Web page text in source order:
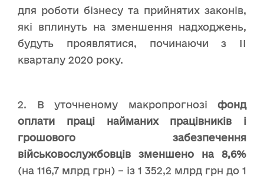
для роботи бізнесу та прийнятих законів,
які вплинуть на зменшення надходжень,
будуть проявлятися, починаючи з ІІ
кварталу 2020 року.
2. В уточненому макропрогнозі фонд
оплати праці найманих працівників і
грошового забезпечення
військовослужбовців зменшено на 8,6%
(на 116,7 млрд грн) – із 1 352,2 млрд грн до 1